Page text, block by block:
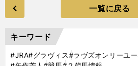
一覧に戻る
キーワード
#JRA#グラヴィス#ラヴズオンリーユー